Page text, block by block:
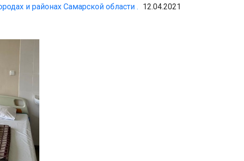
и районах Самарской области . 12.04.2021